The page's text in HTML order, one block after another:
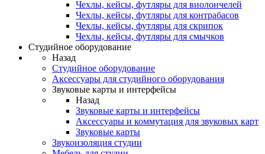
Чехлы, кейсы, футляры для виолончелей
Чехлы, кейсы, футляры для контрабасов
Чехлы, кейсы, футляры для скрипок
Чехлы, кейсы, футляры для смычков
Студийное оборудование
Назад
Студийное оборудование
Аксессуары для студийного оборудования
Звуковые карты и интерфейсы
Назад
Звуковые карты и интерфейсы
Аксессуары и коммутация для звуковых карт
Звуковые карты
Звукоизоляция студии